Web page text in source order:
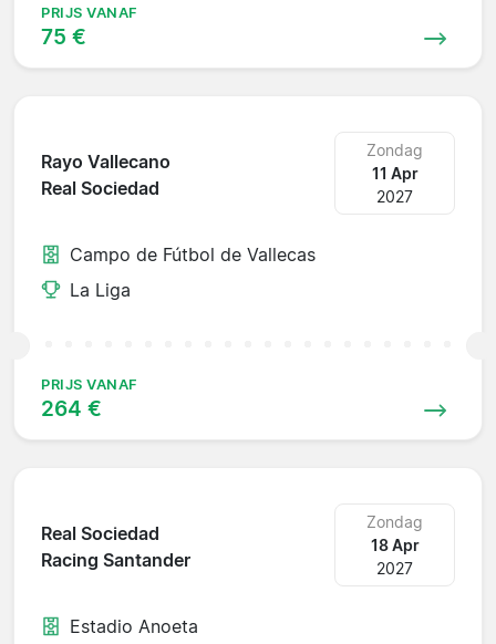
PRIJS VANAF
75 €
Rayo Vallecano
Real Sociedad
Zondag
11 Apr
2027
Campo de Fútbol de Vallecas
La Liga
PRIJS VANAF
264 €
Real Sociedad
Racing Santander
Zondag
18 Apr
2027
Estadio Anoeta